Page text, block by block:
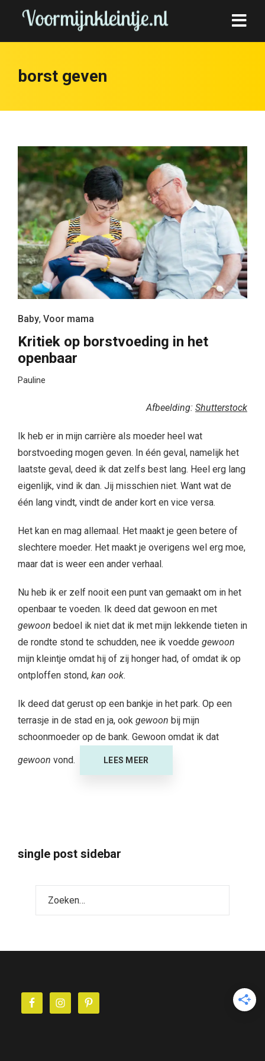
borst geven
Baby, Voor mama
Kritiek op borstvoeding in het
openbaar
Pauline
Afbeelding: Shutterstock
Ik heb er in mijn carrière als moeder heel wat
borstvoeding mogen geven. In één geval, namelijk het
laatste geval, deed ik dat zelfs best lang. Heel erg lang
eigenlijk, vind ik dan. Jij misschien niet. Want wat de
één lang vindt, vindt de ander kort en vice versa.
Het kan en mag allemaal. Het maakt je geen betere of
slechtere moeder. Het maakt je overigens wel erg moe,
maar dat is weer een ander verhaal.
Nu heb ik er zelf nooit een punt van gemaakt om in het
openbaar te voeden. Ik deed dat gewoon en met
gewoon bedoel ik niet dat ik met mijn lekkende tieten in
de rondte stond te schudden, nee ik voedde gewoon
mijn kleintje omdat hij of zij honger had, of omdat ik op
ontploffen stond, kan ook.
Ik deed dat gerust op een bankje in het park. Op een
terrasje in de stad en ja, ook gewoon bij mijn
schoonmoeder op de bank. Gewoon omdat ik dat
gewoon vond. LEES MEER
single post sidebar